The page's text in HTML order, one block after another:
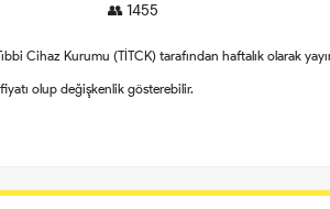
👥 1455
Cihaz Kurumu (TİTCK) tarafından haftalık olarak
olup değişkenlik gösterebilir.